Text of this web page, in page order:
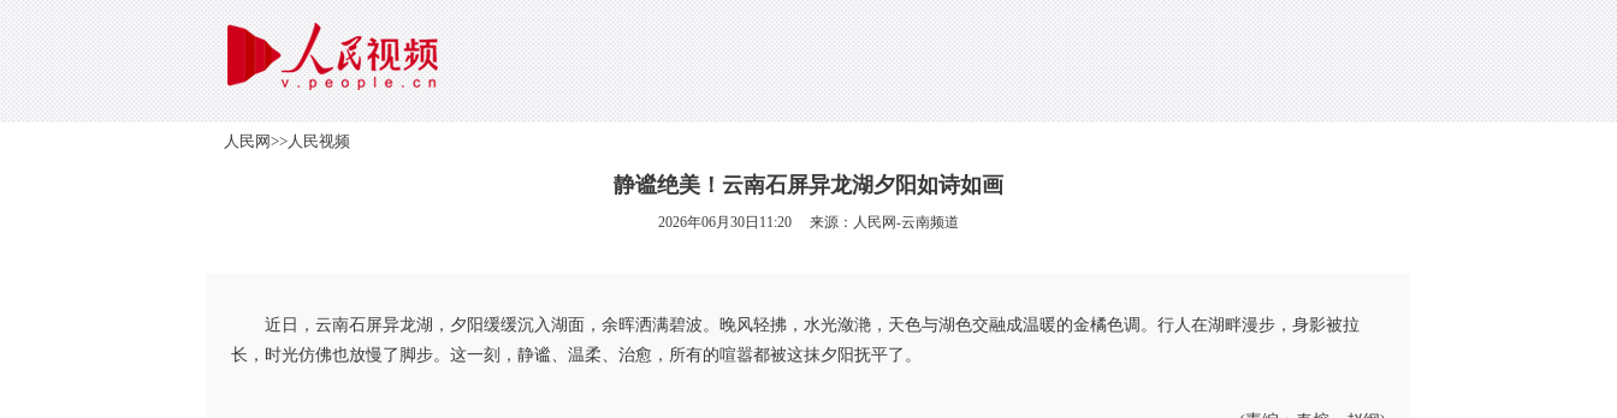
人民网>>人民视频
静谧绝美！云南石屏异龙湖夕阳如诗如画
2026年06月30日11:20 来源： 人民网-云南频道
近日，云南石屏异龙湖，夕阳缓缓沉入湖面，余晖洒满碧波。晚风轻拂，水光潋滟，天色与湖色交融成温暖的金橘色调。行人在湖畔漫步，身影被拉
长，时光仿佛也放慢了脚步。这一刻，静谧、温柔、治愈，所有的喧嚣都被这抹夕阳抚平了。